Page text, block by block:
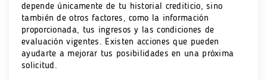
depende únicamente de tu historial crediticio, sino
también de otros factores, como la información
proporcionada, tus ingresos y las condiciones de
evaluación vigentes. Existen acciones que pueden
ayudarte a mejorar tus posibilidades en una próxima
solicitud.